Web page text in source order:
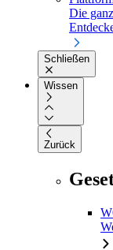
Die
Schließen
Wissen
Zurück